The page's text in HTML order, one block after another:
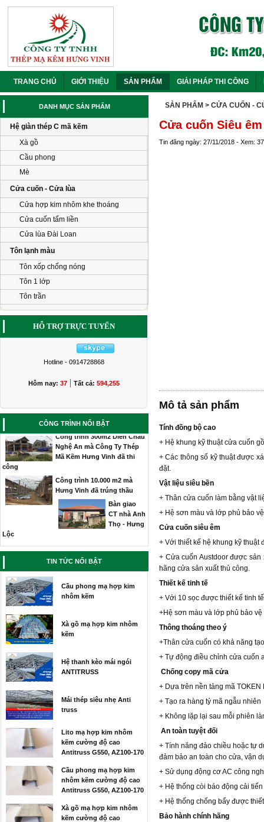
TRANG CHỦ GIỚI THIỆU SẢN PHẨM GIẢI PHÁP THI CÔNG
DANH MỤC SẢN PHẨM
Hệ giàn thép C mã kẽm
Xà gồ
Cầu phong
Mè
Cửa cuốn - Cửa lùa
Cửa hợp kim nhôm khe thoáng
Cửa cuốn tấm liền
Cửa lùa Đài Loan
Tôn lạnh màu
Tôn xốp chống nóng
Tôn 1 lớp
Tôn trần
HỖ TRỢ TRỰC TUYẾN
Hotline - 0914728868
Hôm nay: 37| Tất cả: 594,255
CÔNG TRÌNH NỔI BẬT
kẽm tại Nghệ An
Thi công
mái thép
Thi công hệ thép C mạ kẽm
Tĩnh
CÔNG MAI SIÊU NHẸ
HƯƠNG KHÊ HÀ TĨNH
Công trình 300m2 Diễn Châu
Nghệ An mà Công Ty Thép
Mã Kẽm Hưng Vinh đã thi
công
Công trình 10.000 m2 mà
Hưng Vinh đã trúng thầu
Bàn giao
CT nhà Anh
Lộc
siêu nhẹ tại Vinh
cho gia
đình anh Hùng tại Thanh Chương nghệ an
tại vinh
siêu nhẹ cho gia đình chị Hà ở Yên Thành
Nghệ An
tại Hà Tĩnh
kẽm siêu
nhẹ cho nhà A Long tại Hà Tĩnh
Thi công mái nhà siêu nhẹ
cho A Hoàng tại Diên Châu
Công trình
thi công
siêu nhẹ nhà anh Thanh
TIN TỨC NỔI BẬT
Cầu phong mạ hợp kim
nhôm kẽm
Xà gồ mạ hợp kim nhôm
kẽm
Hệ thanh kèo mái ngói
ANTITRUSS
Mái thép siêu nhẹ Anti
truss
Lito mạ hợp kim nhôm
kẽm cường độ cao
Antitruss G550, AZ100-170
Cầu phong mạ hợp kim
nhôm kẽm cường độ cao
Antitruss G550, AZ100-170
Xà gồ mạ hợp kim nhôm
kẽm cường độ cao
SẢN PHẨM > CỬA CUỐN -
Cửa cuốn Siêu
Tin đăng ngày: 27/11/2018 - Xem:
Mô tả sản phẩm
Tính đồng bộ cao
+ Hệ khung kỹ thuật cửa cuốn
+ Các thông số kỹ thuật được
đặt.
Vật liệu siêu bền
+ Thân cửa cuốn làm bằng vật
+ Hệ sơn màu và lớp phủ bảo
Cửa cuốn siêu êm
+ Với thiết kế hệ khung kỹ thuật
+ Cửa cuốn Austdoor được
hãng cửa sản xuất thủ công.
Thiết kế tinh tế
+ Với 10 sọc được thiết kế tinh
+Hệ sơn màu và lớp phủ bảo
Thông thoáng theo ý
+Thân cửa cuốn có khả năng
+ Tự động điều chỉnh cửa cuốn
Chống copy mã cửa
+ Dựa trên nền tảng mã TOKEN
+ Tạo ra hàng tỷ mã ngẫu nhiên
+ Không lặp lại sau mỗi phiên
An toàn tuyệt đối
+ Tính năng đảo chiều hoặc tự
đảm bảo an toàn cho cửa, vận
+ Sử dụng động cơ AC công
+ Hệ thống còi báo động cải
+ Hệ thống chống bẩy được
Bảo hành chính hãng